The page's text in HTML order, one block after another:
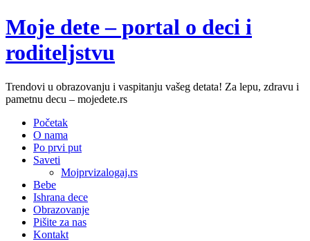
Moje dete – portal o deci i
roditeljstvu
Trendovi u obrazovanju i vaspitanju vašeg detata! Za lepu, zdravu i
pametnu decu – mojedete.rs
Početak
O nama
Po prvi put
Saveti
Mojprvizalogaj.rs
Bebe
Ishrana dece
Obrazovanje
Pišite za nas
Kontakt